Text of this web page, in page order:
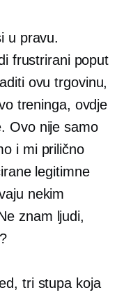
u pravu.
frustrirani poput
ovu trgovinu,
treninga, ovdje
Ovo nije samo
i mi prilično
legitimne
nekim
znam ljudi,
tri stupa koja